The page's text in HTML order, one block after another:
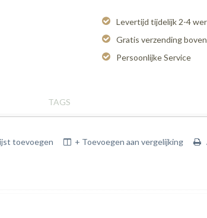
Levertijd tijdelijk 2-4
Gratis verzending
Persoonlijke Service
TAGS
toevoegen + Toevoegen aan vergelijking